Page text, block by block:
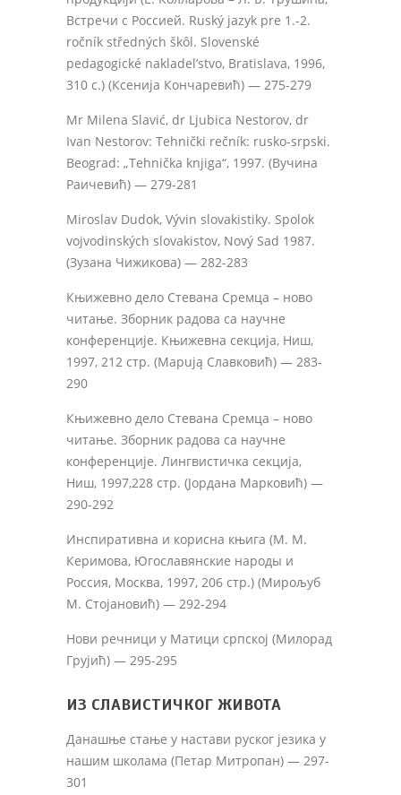
Встречи с Россией. Ruský jazyk pre 1.-2.
ročník středných škôl. Slovenské
pedagogické nakladel’stvo, Bratislava, 1996,
310 c.) (Ксенија Кончаревић) — 275-279
Mr Milena Slavić, dr Ljubica Nestorov, dr
Ivan Nestorov: Tehnički rečník: rusko-srpski.
Beograd: „Tehnička knjiga“, 1997. (Вучина
Раичевић) — 279-281
Miroslav Dudok, Vývin slovakistiky. Spolok
vojvodinských slovakistov, Nový Sad 1987.
(Зузана Чижикова) — 282-283
Књижевно дело Стевана Сремца – ново
читање. Зборник радова са научне
конференције. Књижевна секција, Ниш,
1997, 212 стр. (Mapują Славковић) — 283-
290
Књижевно дело Стевана Сремца – ново
читање. Зборник радова са научне
конференције. Лингвистичка секција,
Ниш, 1997,228 стр. (Јордана Марковић) —
290-292
Инспиративна и корисна књига (М. М.
Керимова, Югославянские народы и
Россия, Москва, 1997, 206 стр.) (Мирољуб
М. Стојановић) — 292-294
Нови речници у Матици српској (Милорад
Грујић) — 295-295
ИЗ СЛАВИСТИЧКОГ ЖИВОТА
Данашње стање у настави руског језика у
нашим школама (Петар Митропан) — 297-
301